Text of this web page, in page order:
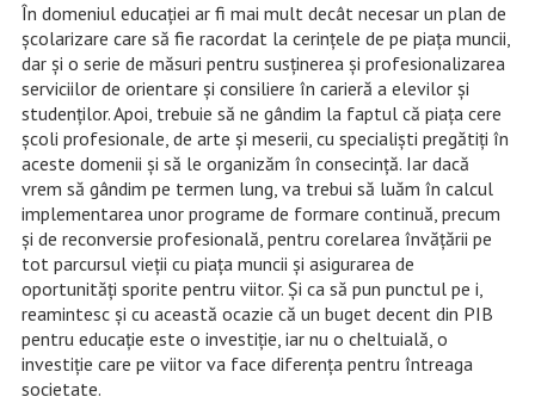
În domeniul educației ar fi mai mult decât necesar un plan de
școlarizare care să fie racordat la cerințele de pe piața muncii,
dar și o serie de măsuri pentru susținerea și profesionalizarea
serviciilor de orientare și consiliere în carieră a elevilor și
studenților. Apoi, trebuie să ne gândim la faptul că piața cere
școli profesionale, de arte și meserii, cu specialiști pregătiți în
aceste domenii și să le organizăm în consecință. Iardacă
vrem să gândim pe termen lung, va trebui să luăm în calcul
implementarea unor programe de formare continuă, precum
și de reconversie profesională, pentru corelarea învățării pe
tot parcursul vieții cu piața muncii și asigurarea de
oportunități sporite pentru viitor. Și ca să pun punctul pe i,
reamintesc și cu această ocazie că un buget decent din PIB
pentru educație este o investiție, iar nu o cheltuială, o
investiție care pe viitor va face diferența pentru întreaga
societate.